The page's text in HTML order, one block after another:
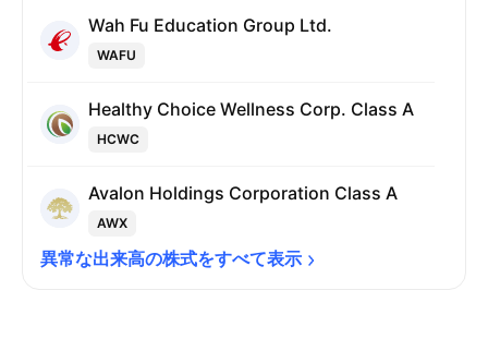
Wah Fu Education Group Ltd.
WAFU
Healthy Choice Wellness Corp. Class A
HCWC
Avalon Holdings Corporation Class A
AWX
異常な出来高の株式をすべて表示